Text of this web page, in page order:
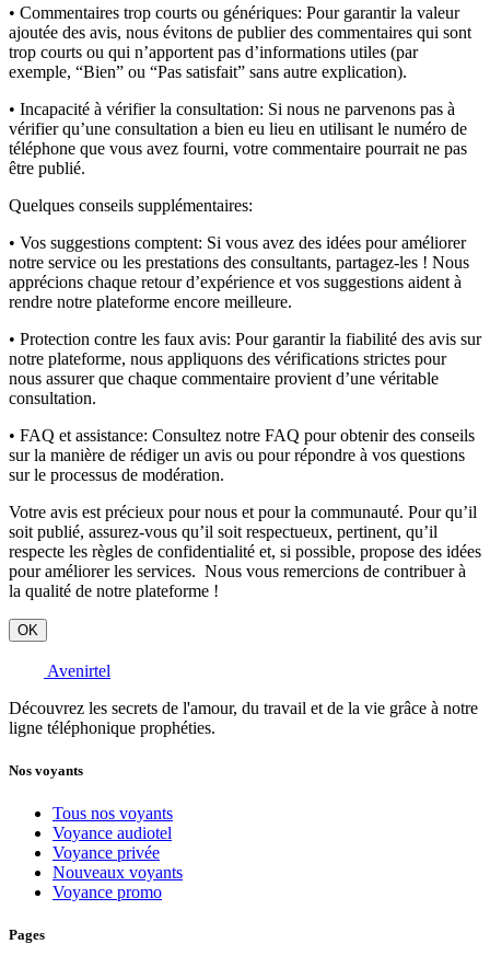
• Commentaires trop courts ou génériques: Pour garantir la valeur
ajoutée des avis, nous évitons de publier des commentaires qui sont
trop courts ou qui n’apportent pas d’informations utiles (par
exemple, “Bien” ou “Pas satisfait” sans autre explication).
• Incapacité à vérifier la consultation: Si nous ne parvenons pas à
vérifier qu’une consultation a bien eu lieu en utilisant le numéro de
téléphone que vous avez fourni, votre commentaire pourrait ne pas
être publié.
Quelques conseils supplémentaires:
• Vos suggestions comptent: Si vous avez des idées pour améliorer
notre service ou les prestations des consultants, partagez-les ! Nous
apprécions chaque retour d’expérience et vos suggestions aident à
rendre notre plateforme encore meilleure.
• Protection contre les faux avis: Pour garantir la fiabilité des avis sur
notre plateforme, nous appliquons des vérifications strictes pour
nous assurer que chaque commentaire provient d’une véritable
consultation.
• FAQ et assistance: Consultez notre FAQ pour obtenir des conseils
sur la manière de rédiger un avis ou pour répondre à vos questions
sur le processus de modération.
Votre avis est précieux pour nous et pour la communauté. Pour qu’il
soit publié, assurez-vous qu’il soit respectueux, pertinent, qu’il
respecte les règles de confidentialité et, si possible, propose des idées
pour améliorer les services. Nous vous remercions de contribuer à
la qualité de notre plateforme !
OK
Avenirtel
Découvrez les secrets de l'amour, du travail et de la vie grâce à notre
ligne téléphonique prophéties.
Nos voyants
Tous nos voyants
Voyance audiotel
Voyance privée
Nouveaux voyants
Voyance promo
Pages